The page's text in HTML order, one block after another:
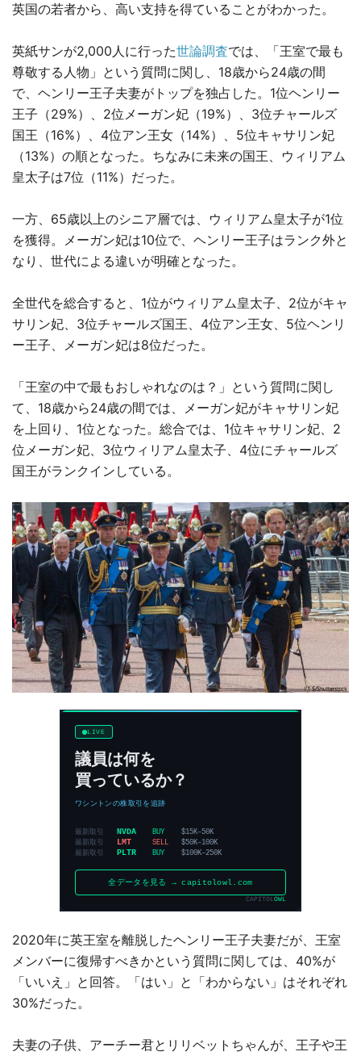
英国の若者から、高い支持を得ていることがわかった。
英紙サンが2,000人に行った世論調査では、「王室で最も
尊敬する人物」という質問に関し、18歳から24歳の間
で、ヘンリー王子夫妻がトップを独占した。1位ヘンリー
王子（29%）、2位メーガン妃（19%）、3位チャールズ
国王（16%）、4位アン王女（14%）、5位キャサリン妃
（13%）の順となった。ちなみに未来の国王、ウィリアム
皇太子は7位（11%）だった。
一方、65歳以上のシニア層では、ウィリアム皇太子が1位
を獲得。メーガン妃は10位で、ヘンリー王子はランク外と
なり、世代による違いが明確となった。
全世代を総合すると、1位がウィリアム皇太子、2位がキャ
サリン妃、3位チャールズ国王、4位アン王女、5位ヘンリ
ー王子、メーガン妃は8位だった。
「王室の中で最もおしゃれなのは？」という質問に関し
て、18歳から24歳の間では、メーガン妃がキャサリン妃
を上回り、1位となった。総合では、1位キャサリン妃、2
位メーガン妃、3位ウィリアム皇太子、4位にチャールズ
国王がランクインしている。
2020年に英王室を離脱したヘンリー王子夫妻だが、王室
メンバーに復帰すべきかという質問に関しては、40%が
「いいえ」と回答。「はい」と「わからない」はそれぞれ
30%だった。
夫妻の子供、アーチー君とリリベットちゃんが、王子や王